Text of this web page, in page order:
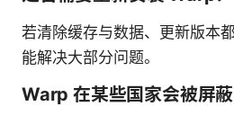
若清除缓存与数据、更新版本
能解决大部分问题。
Warp 在某些国家会被屏蔽